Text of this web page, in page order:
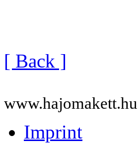
[ Back ]
www.hajomakett.hu
Imprint